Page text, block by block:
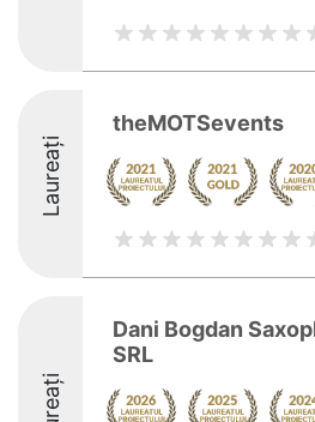
Laureați
theMOTSevents
Dani Bogdan
SRL